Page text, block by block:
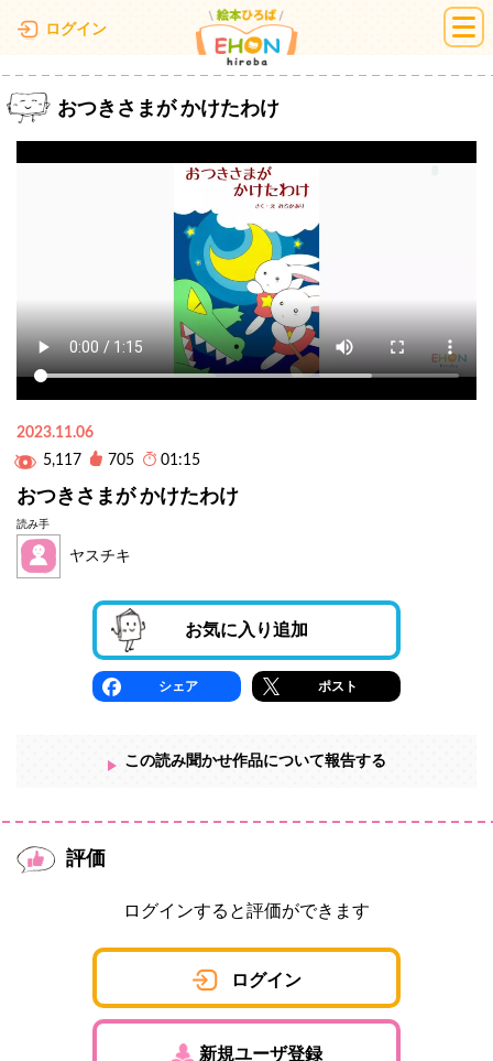
ログイン 絵本ひろば
おつきさまが かけたわけ
2023.11.06
5,117
705 01:15
おつきさまが かけたわけ
読み手
ヤスチキ
お気に入り追加
シェア ポスト
この読み聞かせ作品について報告する
評価
ログインすると評価ができます
ログイン
新規ユーザ登録